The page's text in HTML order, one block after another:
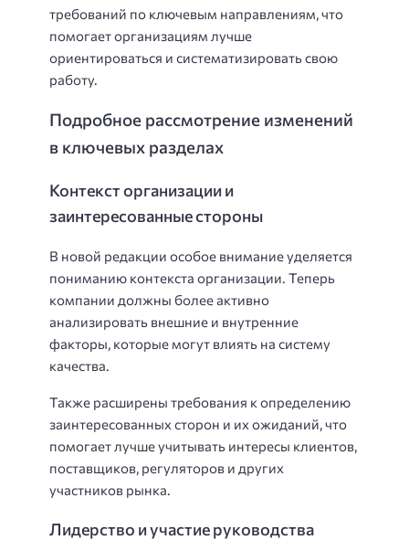
требований по ключевым направлениям, что
помогает организациям лучше
ориентироваться и систематизировать свою
работу.
Подробное рассмотрение изменений
в ключевых разделах
Контекст организации и
заинтересованные стороны
В новой редакции особое внимание уделяется
пониманию контекста организации. Теперь
компании должны более активно
анализировать внешние и внутренние
факторы, которые могут влиять на систему
качества.
Также расширены требования к определению
заинтересованных сторон и их ожиданий, что
помогает лучше учитывать интересы клиентов,
поставщиков, регуляторов и других
участников рынка.
Лидерство и участие руководства